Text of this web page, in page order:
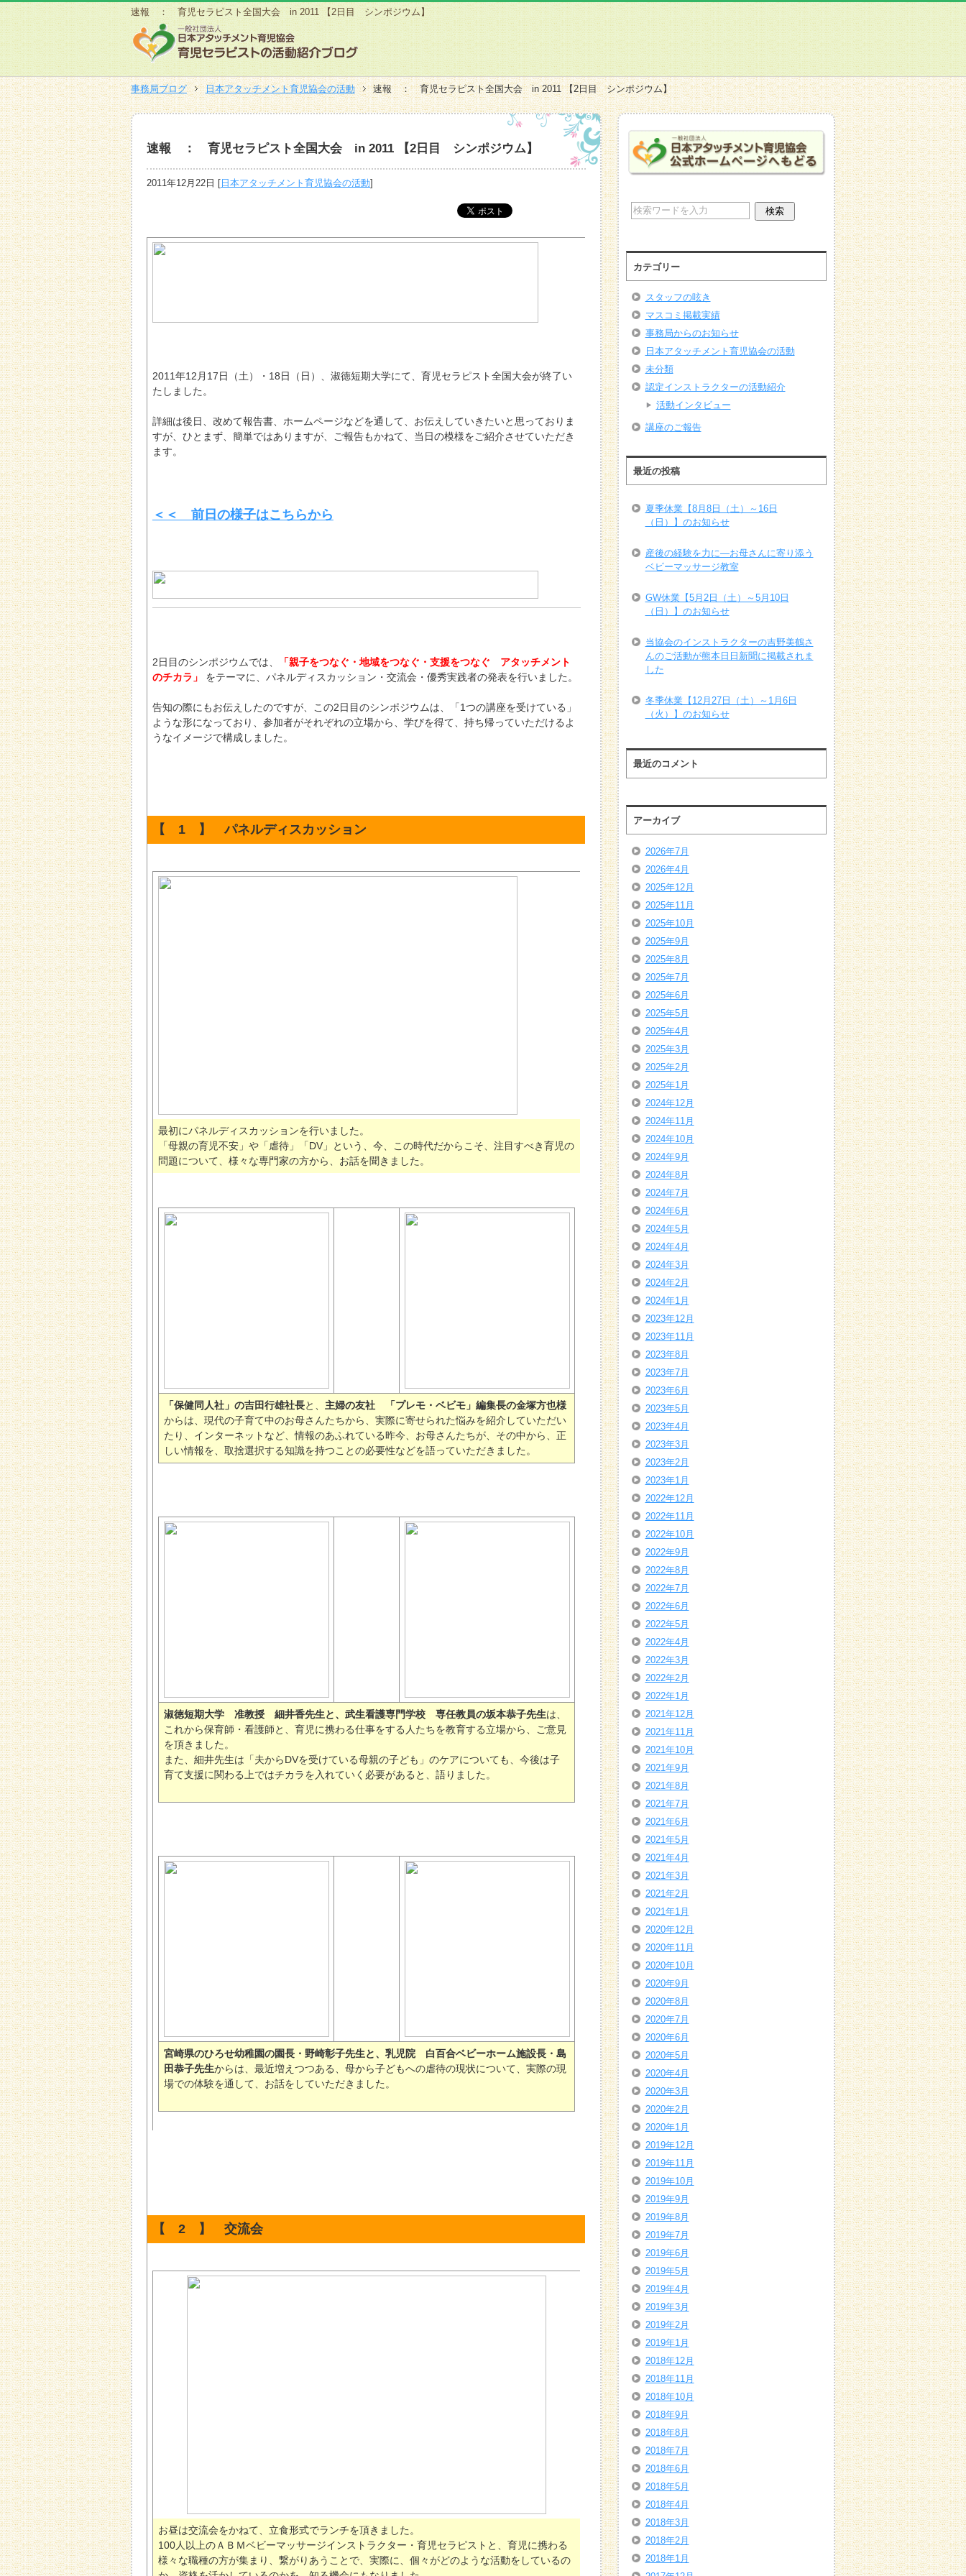
速報 ： 育児セラピスト全国大会 in 2011 【2日目 シンポジウム】
事務局ブログ 日本アタッチメント育児協会の活動 速報 ： 育児セラピスト全国大会 in 2011 【2日目 シンポジウム】
速報 ： 育児セラピスト全国大会 in 2011 【2日目 シンポジウム】
2011年12月22日 [日本アタッチメント育児協会の活動]
2011年12月17日（土）・18日（日）、淑徳短期大学にて、育児セラピスト全国大会が終了い
たしました。
詳細は後日、改めて報告書、ホームページなどを通して、お伝えしていきたいと思っておりま
すが、ひとまず、簡単ではありますが、ご報告もかねて、当日の模様をご紹介させていただき
ます。
＜＜ 前日の様子はこちらから
2日目のシンポジウムでは、
「親子をつなぐ・地域をつなぐ・支援をつなぐ アタッチメント
のチカラ」
をテーマに、パネルディスカッション・交流会・優秀実践者の発表を行いました。
告知の際にもお伝えしたのですが、この2日目のシンポジウムは、「1つの講座を受けている」
ような形になっており、参加者がそれぞれの立場から、学びを得て、持ち帰っていただけるよ
うなイメージで構成しました。
【 1 】 パネルディスカッション
最初にパネルディスカッションを行いました。
「母親の育児不安」や「虐待」「DV」という、今、この時代だからこそ、注目すべき育児の
問題について、様々な専門家の方から、お話を聞きました。
「保健同人社」の吉田行雄社長と、 主婦の友社 「プレモ・ベビモ」編集長の金塚方也様
からは、現代の子育て中のお母さんたちから、実際に寄せられた悩みを紹介していただい
たり、インターネットなど、情報のあふれている昨今、お母さんたちが、その中から、正
しい情報を、取捨選択する知識を持つことの必要性などを語っていただきました。
淑徳短期大学 准教授 細井香先生と、武生看護専門学校 専任教員の坂本恭子先生は、
これから保育師・看護師と、育児に携わる仕事をする人たちを教育する立場から、ご意見
を頂きました。
また、細井先生は「夫からDVを受けている母親の子ども」のケアについても、今後は子
育て支援に関わる上ではチカラを入れていく必要があると、語りました。
宮崎県のひろせ幼稚園の園長・野崎彰子先生と、乳児院 白百合ベビーホーム施設長・島
田恭子先生からは、最近増えつつある、母から子どもへの虐待の現状について、実際の現
場での体験を通して、お話をしていただきました。
【 2 】 交流会
お昼は交流会をかねて、立食形式でランチを頂きました。
100人以上のＡＢＭベビーマッサージインストラクター・育児セラピストと、育児に携わる
様々な職種の方が集まり、繋がりあうことで、実際に、個々がどのような活動をしているの
カテゴリー
スタッフの呟き
マスコミ掲載実績
事務局からのお知らせ
日本アタッチメント育児協会の活動
未分類
認定インストラクターの活動紹介
活動インタビュー
講座のご報告
最近の投稿
夏季休業【8月8日（土）～16日
（日）】のお知らせ
産後の経験を力に―お母さんに寄り添う
ベビーマッサージ教室
GW休業【5月2日（土）～5月10日
（日）】のお知らせ
当協会のインストラクターの吉野美鶴さ
んのご活動が熊本日日新聞に掲載されま
した
冬季休業【12月27日（土）～1月6日
（火）】のお知らせ
最近のコメント
アーカイブ
2026年7月
2026年4月
2025年12月
2025年11月
2025年10月
2025年9月
2025年8月
2025年7月
2025年6月
2025年5月
2025年4月
2025年3月
2025年2月
2025年1月
2024年12月
2024年11月
2024年10月
2024年9月
2024年8月
2024年7月
2024年6月
2024年5月
2024年4月
2024年3月
2024年2月
2024年1月
2023年12月
2023年11月
2023年8月
2023年7月
2023年6月
2023年5月
2023年4月
2023年3月
2023年2月
2023年1月
2022年12月
2022年11月
2022年10月
2022年9月
2022年8月
2022年7月
2022年6月
2022年5月
2022年4月
2022年3月
2022年2月
2022年1月
2021年12月
2021年11月
2021年10月
2021年9月
2021年8月
2021年7月
2021年6月
2021年5月
2021年4月
2021年3月
2021年2月
2021年1月
2020年12月
2020年11月
2020年10月
2020年9月
2020年8月
2020年7月
2020年6月
2020年5月
2020年4月
2020年3月
2020年2月
2020年1月
2019年12月
2019年11月
2019年10月
2019年9月
2019年8月
2019年7月
2019年6月
2019年5月
2019年4月
2019年3月
2019年2月
2019年1月
2018年12月
2018年11月
2018年10月
2018年9月
2018年8月
2018年7月
2018年6月
2018年5月
2018年4月
2018年3月
2018年2月
2018年1月